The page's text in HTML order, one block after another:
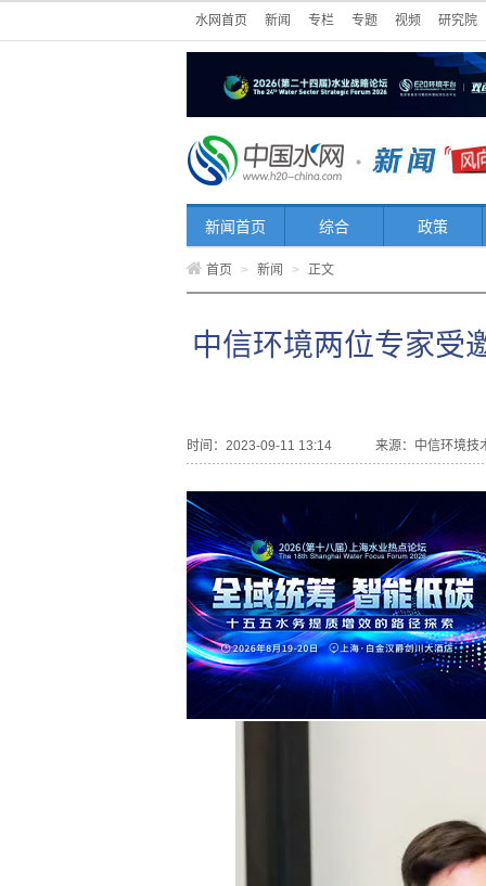
水网首页 新闻 专栏 专题 视频 研究院
新闻首页 综合 政策
首页 > 新闻 > 正文
中信环境两位专家受
时间：2023-09-11 13:14 来源： 中信环境技